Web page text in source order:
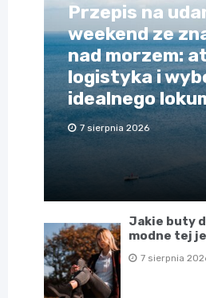
Przepis na
weekend ze
nad morzem:
logistyka i
idealnego
7 sierpnia 2026
Jakie buty
modne tej
7 sierpnia